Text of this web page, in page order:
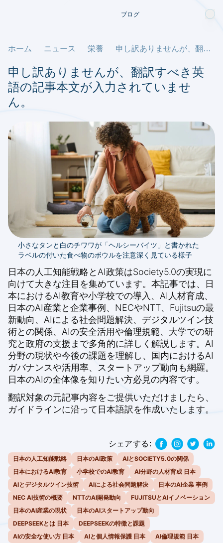
ブログ
ホーム ニュース 栄養 申し訳ありませんが、翻訳すべき英語の記事本文が入力されていません。
申し訳ありませんが、翻訳すべき英
語の記事本文が入力されていませ
ん。
小さなタンと白のチワワが「ヘルシーバイツ」と書かれた
ラベルの付いた食べ物のボウルを注意深く見ている様子
日本の人工知能戦略とAI政策はSociety5.0の実現に
向けて大きな注目を集めています。本記事では、日
本におけるAI教育や小学校での導入、AI人材育成、
日本のAI産業と企業事例、NECやNTT、Fujitsuの最
新動向、AIによる社会問題解決、デジタルツイン技
術との関係、AIの安全活用や倫理規範、大学での研
究と政府の支援まで多角的に詳しく解説します。AI
分野の現状や今後の課題を理解し、国内におけるAI
ガバナンスや活用率、スタートアップ動向も網羅。
日本のAIの全体像を知りたい方必見の内容です。
翻訳対象の元記事内容をご提供いただけましたら、
ガイドラインに沿って日本語訳を作成いたします。
シェアする:
日本の人工知能戦略 日本のAI政策
AIとSOCIETY5.0の関係
日本におけるAI教育
小学校でのAI教育
AI分野の人材育成 日本
AIとデジタルツイン技術
AIによる社会問題解決
日本のAI企業 事例
NEC AI技術の概要
NTTのAI開発動向
FUJITSUとAIイノベーション
日本のAI産業の現状
日本のAIスタートアップ動向
DEEPSEEKとは 日本
DEEPSEEKの特徴と課題
AIの安全な使い方 日本
AIと個人情報保護 日本
AI倫理規範 日本